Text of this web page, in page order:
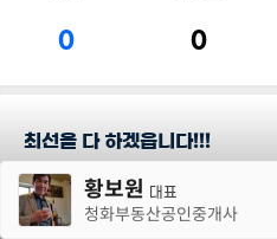
0 0
최선을 다 하겠읍니다!!!
담당지역황보원 대표
청화부동산공인중개사